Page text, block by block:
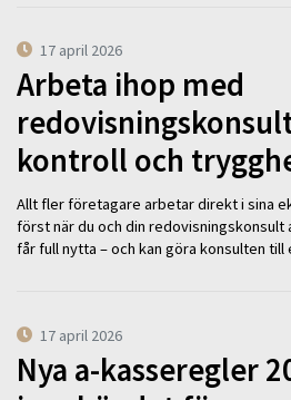
17 april 2026
Arbeta ihop med
kontroll och
Allt fler företagare arbetar direkt i sina
först när du och din redovisningskonsult
får full nytta – och kan göra konsulten
17 april 2026
Nya a-kasseregler